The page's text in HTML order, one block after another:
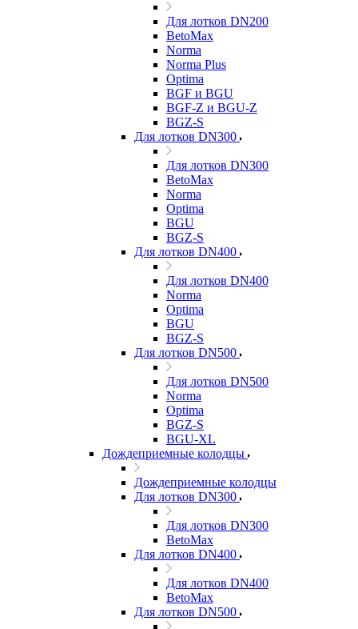
Для лотков DN200
BetoMax
Norma
Norma Plus
Optima
BGF и BGU
BGF-Z и BGU-Z
BGZ-S
Для лотков DN300
Для лотков DN300
BetoMax
Norma
Optima
BGU
BGZ-S
Для лотков DN400
Для лотков DN400
Norma
Optima
BGU
BGZ-S
Для лотков DN500
Для лотков DN500
Norma
Optima
BGZ-S
BGU-XL
Дождеприемные колодцы
Дождеприемные колодцы
Для лотков DN300
Для лотков DN300
BetoMax
Для лотков DN400
Для лотков DN400
BetoMax
Для лотков DN500